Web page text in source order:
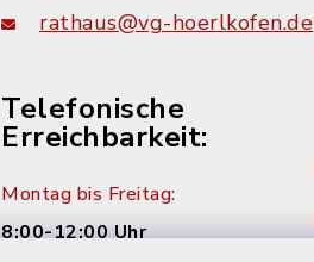
rathaus@vg-hoerlkofen.de
Telefonische
Erreichbarkeit:
Montag bis Freitag:
8:00-12:00 Uhr